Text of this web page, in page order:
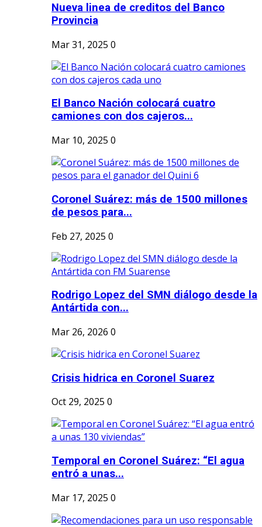
Nueva linea de creditos del Banco
Provincia
Mar 31, 2025 0
El Banco Nación colocará cuatro
camiones con dos cajeros...
Mar 10, 2025 0
Coronel Suárez: más de 1500 millones
de pesos para...
Feb 27, 2025 0
Rodrigo Lopez del SMN diálogo desde la
Antártida con...
Mar 26, 2026 0
Crisis hidrica en Coronel Suarez
Oct 29, 2025 0
Temporal en Coronel Suárez: “El agua
entró a unas...
Mar 17, 2025 0